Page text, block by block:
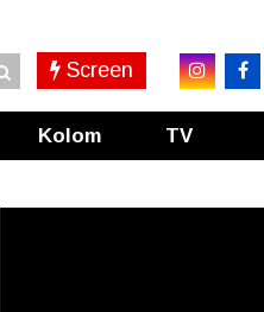
Screen
Kolom TV